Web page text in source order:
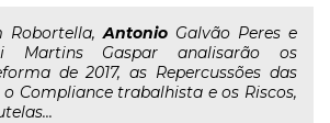
Robortella,Antonio Galvão Peres e
Martins Gaspar analisarão os
de 2017, as Repercussões das
o Compliance trabalhista e os Riscos,